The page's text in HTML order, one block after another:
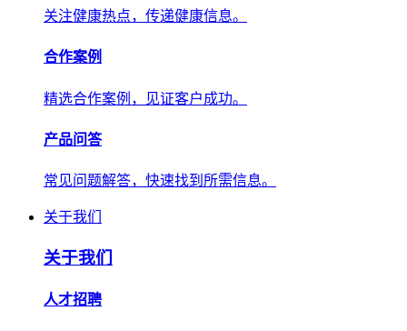
关注健康热点，传递健康信息。
合作案例
精选合作案例，见证客户成功。
产品问答
常见问题解答，快速找到所需信息。
关于我们
关于我们
人才招聘